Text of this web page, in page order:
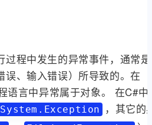
程中发生的异常事件，通常是
误、输入错误）所导致的。在
语言中异常属于对象。 在C#中
System.Exception
，其它的